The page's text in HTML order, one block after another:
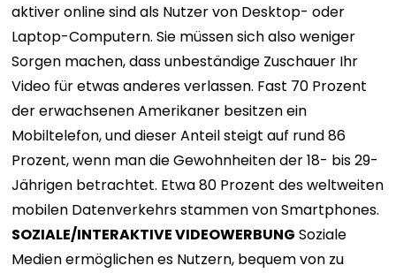
aktiver online sind als Nutzer von Desktop- oder
Laptop-Computern. Sie müssen sich also weniger
Sorgen machen, dass unbeständige Zuschauer Ihr
Video für etwas anderes verlassen. Fast 70 Prozent
der erwachsenen Amerikaner besitzen ein
Mobiltelefon, und dieser Anteil steigt auf rund 86
Prozent, wenn man die Gewohnheiten der 18- bis 29-
Jährigen betrachtet. Etwa 80 Prozent des weltweiten
mobilen Datenverkehrs stammen von Smartphones.
SOZIALE/INTERAKTIVE VIDEOWERBUNG Soziale
Medien ermöglichen es Nutzern, bequem von zu